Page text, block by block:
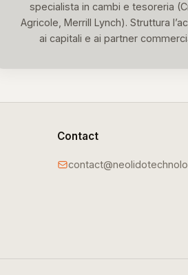
specialista in cambi e tesoreria
Agricole, Merrill Lynch). Struttura
ai capitali e ai partner
Contact